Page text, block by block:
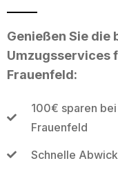
Genießen Sie die
Umzugsservices
Frauenfeld:
100€ sparen
Frauenfeld
Schnelle